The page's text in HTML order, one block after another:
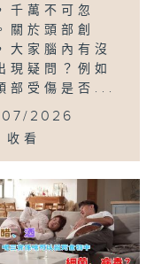
千萬不可忽
關於頭部創
大家腦內有沒
現疑問？例如
部受傷是否...
07/2026
收看